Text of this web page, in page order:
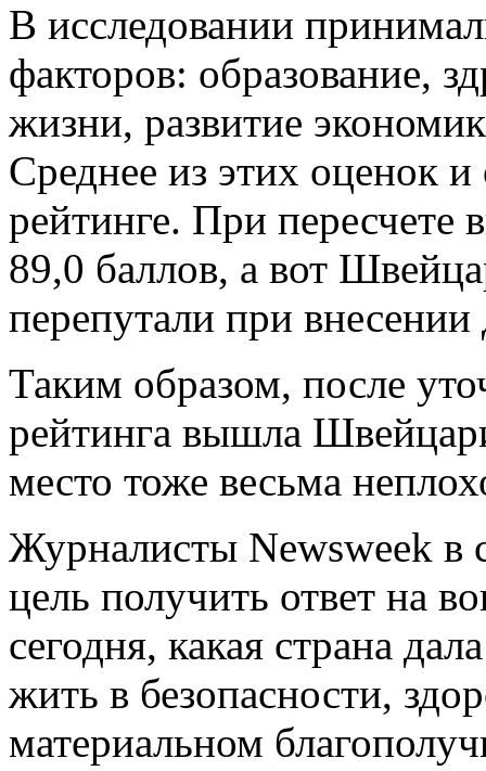
В исследовании
факторов: образование,
жизни, развитие
Среднее из этих оценок
рейтинге. При пересчете
89,0 баллов, а вот
перепутали при
Таким образом, после
рейтинга вышла
место тоже весьма
Журналисты Newsweek в
цель получить ответ на
сегодня, какая страна
жить в безопасности,
материальном